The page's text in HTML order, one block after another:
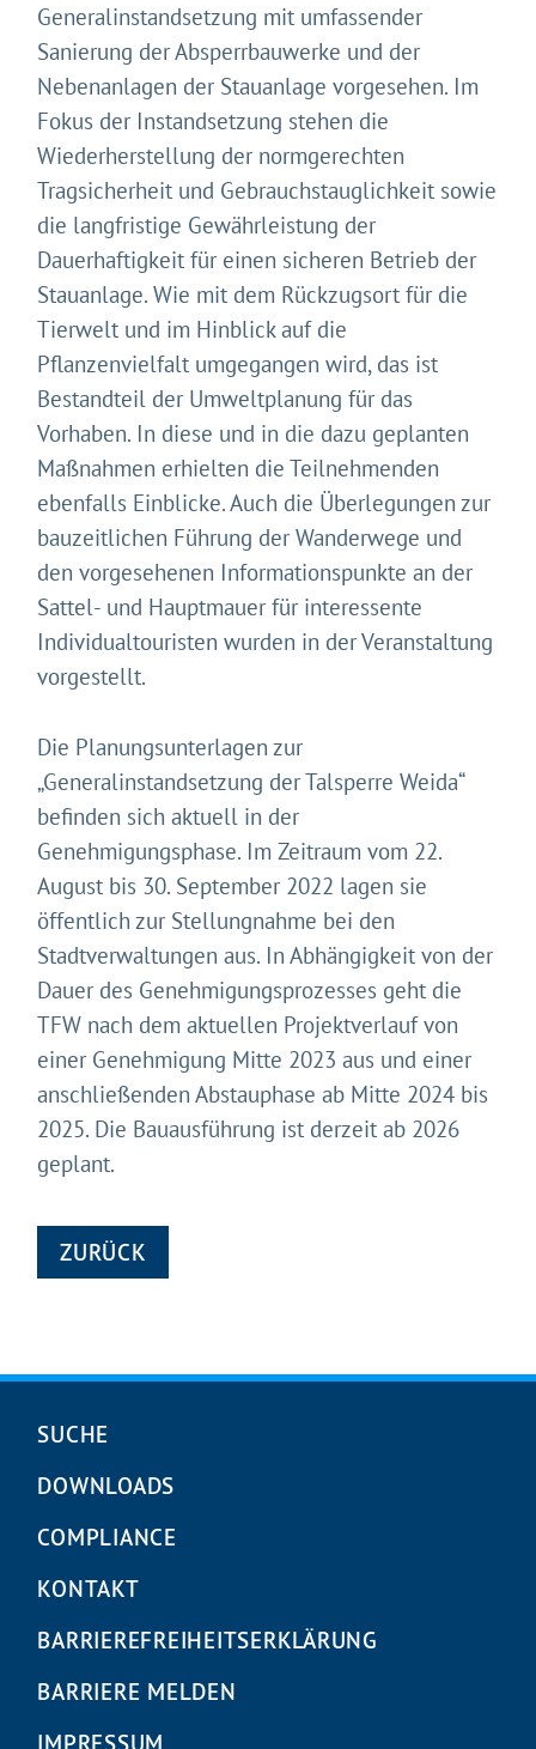
Generalinstandsetzung mit umfassender
Sanierung der Absperrbauwerke und der
Nebenanlagen der Stauanlage vorgesehen. Im
Fokus der Instandsetzung stehen die
Wiederherstellung der normgerechten
Tragsicherheit und Gebrauchstauglichkeit sowie
die langfristige Gewährleistung der
Dauerhaftigkeit für einen sicheren Betrieb der
Stauanlage. Wie mit dem Rückzugsort für die
Tierwelt und im Hinblick auf die
Pflanzenvielfalt umgegangen wird, das ist
Bestandteil der Umweltplanung für das
Vorhaben. In diese und in die dazu geplanten
Maßnahmen erhielten die Teilnehmenden
ebenfalls Einblicke. Auch die Überlegungen zur
bauzeitlichen Führung der Wanderwege und
den vorgesehenen Informationspunkte an der
Sattel- und Hauptmauer für interessente
Individualtouristen wurden in der Veranstaltung
vorgestellt.
Die Planungsunterlagen zur
„Generalinstandsetzung der Talsperre Weida“
befinden sich aktuell in der
Genehmigungsphase. Im Zeitraum vom 22.
August bis 30. September 2022 lagen sie
öffentlich zur Stellungnahme bei den
Stadtverwaltungen aus. In Abhängigkeit von der
Dauer des Genehmigungsprozesses geht die
TFW nach dem aktuellen Projektverlauf von
einer Genehmigung Mitte 2023 aus und einer
anschließenden Abstauphase ab Mitte 2024 bis
2025. Die Bauausführung ist derzeit ab 2026
geplant.
ZURÜCK
Navigation
SUCHE
DOWNLOADS
COMPLIANCE
KONTAKT
BARRIEREFREIHEITS­ERKLÄRUNG
BARRIERE MELDEN
IMPRESSUM
Technologien auf unserer Website nutzen. Einige sind
essenziell, Youtube und Matomo helfen uns diese
Website und Ihr Erlebnis zu verbessern.
&